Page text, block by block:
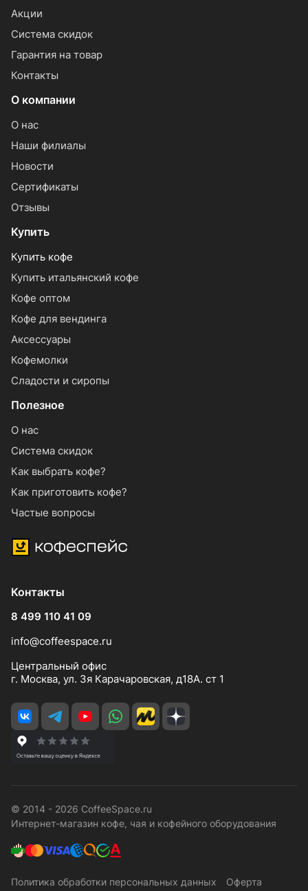
Акции
Система скидок
Гарантия на товар
Контакты
О компании
О нас
Наши филиалы
Новости
Сертификаты
Отзывы
Купить
Купить кофе
Купить итальянский кофе
Кофе оптом
Кофе для вендинга
Аксессуары
Кофемолки
Сладости и сиропы
Полезное
О нас
Система скидок
Как выбрать кофе?
Как приготовить кофе?
Частые вопросы
Контакты
8 499 110 41 09
info@coffeespace.ru
Центральный офис
г. Москва, ул. 3я Карачаровская, д18А. ст 1
© 2014 - 2026 CoffeeSpace.ru
Интернет-магазин кофе, чая и кофейного оборудования
Политика обработки персональных данных
Оферта